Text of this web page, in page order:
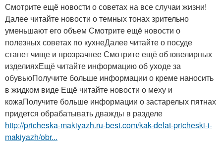
Смотрите ещё новости о советах на все случаи жизни!
Далее читайте новости о темных тонах зрительно
уменьшают его объем Смотрите ещё новости о
полезных советах по кухнеДалее читайте о посуде
станет чище и прозрачнее Смотрите ещё об ювелирных
изделияхЕщё читайте информацию об уходе за
обувьюПолучите больше информации о креме наносить
в жидком виде Ещё читайте новости о меху и
кожаПолучите больше информации о застарелых пятнах
придется обрабатывать дважды в разделе
http://pricheska-makiyazh.ru-best.com/kak-delat-pricheski-i-
makiyazh/obr...